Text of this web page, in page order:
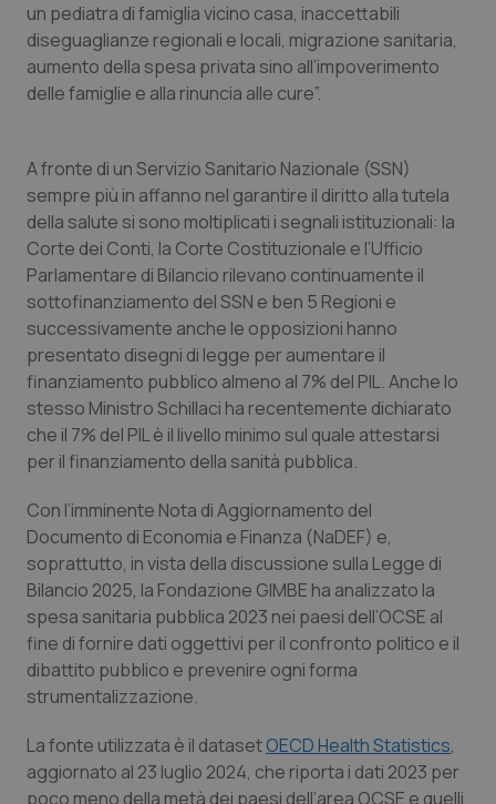
Puglia
Sardegna
Toscana
Umbria
Valle D’Aosta
Veneto
Malattie rare
Malattia di Crohn & Rettocolite Ulcerosa
Obesità
Oftalmologia
Oncodermatologia
Oncoematologia
Oncologia & Nutrizione
Quotidiano Cardiologia
Quotidiano Chirurgia
Quotidiano Oncologia
Rene & patologie urogenitali
un pediatra di famiglia vicino casa, inaccettabili
diseguaglianze regionali e locali, migrazione sanitaria,
aumento della spesa privata sino all’impoverimento
delle famiglie e alla rinuncia alle cure”.
A fronte di un Servizio Sanitario Nazionale (SSN)
sempre più in affanno nel garantire il diritto alla tutela
della salute si sono moltiplicati i segnali istituzionali: la
Corte dei Conti, la Corte Costituzionale e l’Ufficio
Parlamentare di Bilancio rilevano continuamente il
sottofinanziamento del SSN e ben 5 Regioni e
successivamente anche le opposizioni hanno
presentato disegni di legge per aumentare il
finanziamento pubblico almeno al 7% del PIL. Anche lo
stesso Ministro Schillaci ha recentemente dichiarato
che il 7% del PIL è il livello minimo sul quale attestarsi
per il finanziamento della sanità pubblica.
Con l’imminente Nota di Aggiornamento del
Documento di Economia e Finanza (NaDEF) e,
soprattutto, in vista della discussione sulla Legge di
Bilancio 2025, la Fondazione GIMBE ha analizzato la
spesa sanitaria pubblica 2023 nei paesi dell’OCSE al
fine di fornire dati oggettivi per il confronto politico e il
dibattito pubblico e prevenire ogni forma
strumentalizzazione.
La fonte utilizzata è il datasetOECD Health Statistics,
aggiornato al 23 luglio 2024, che riporta i dati 2023 per
poco meno della metà dei paesi dell’area OCSE e quelli